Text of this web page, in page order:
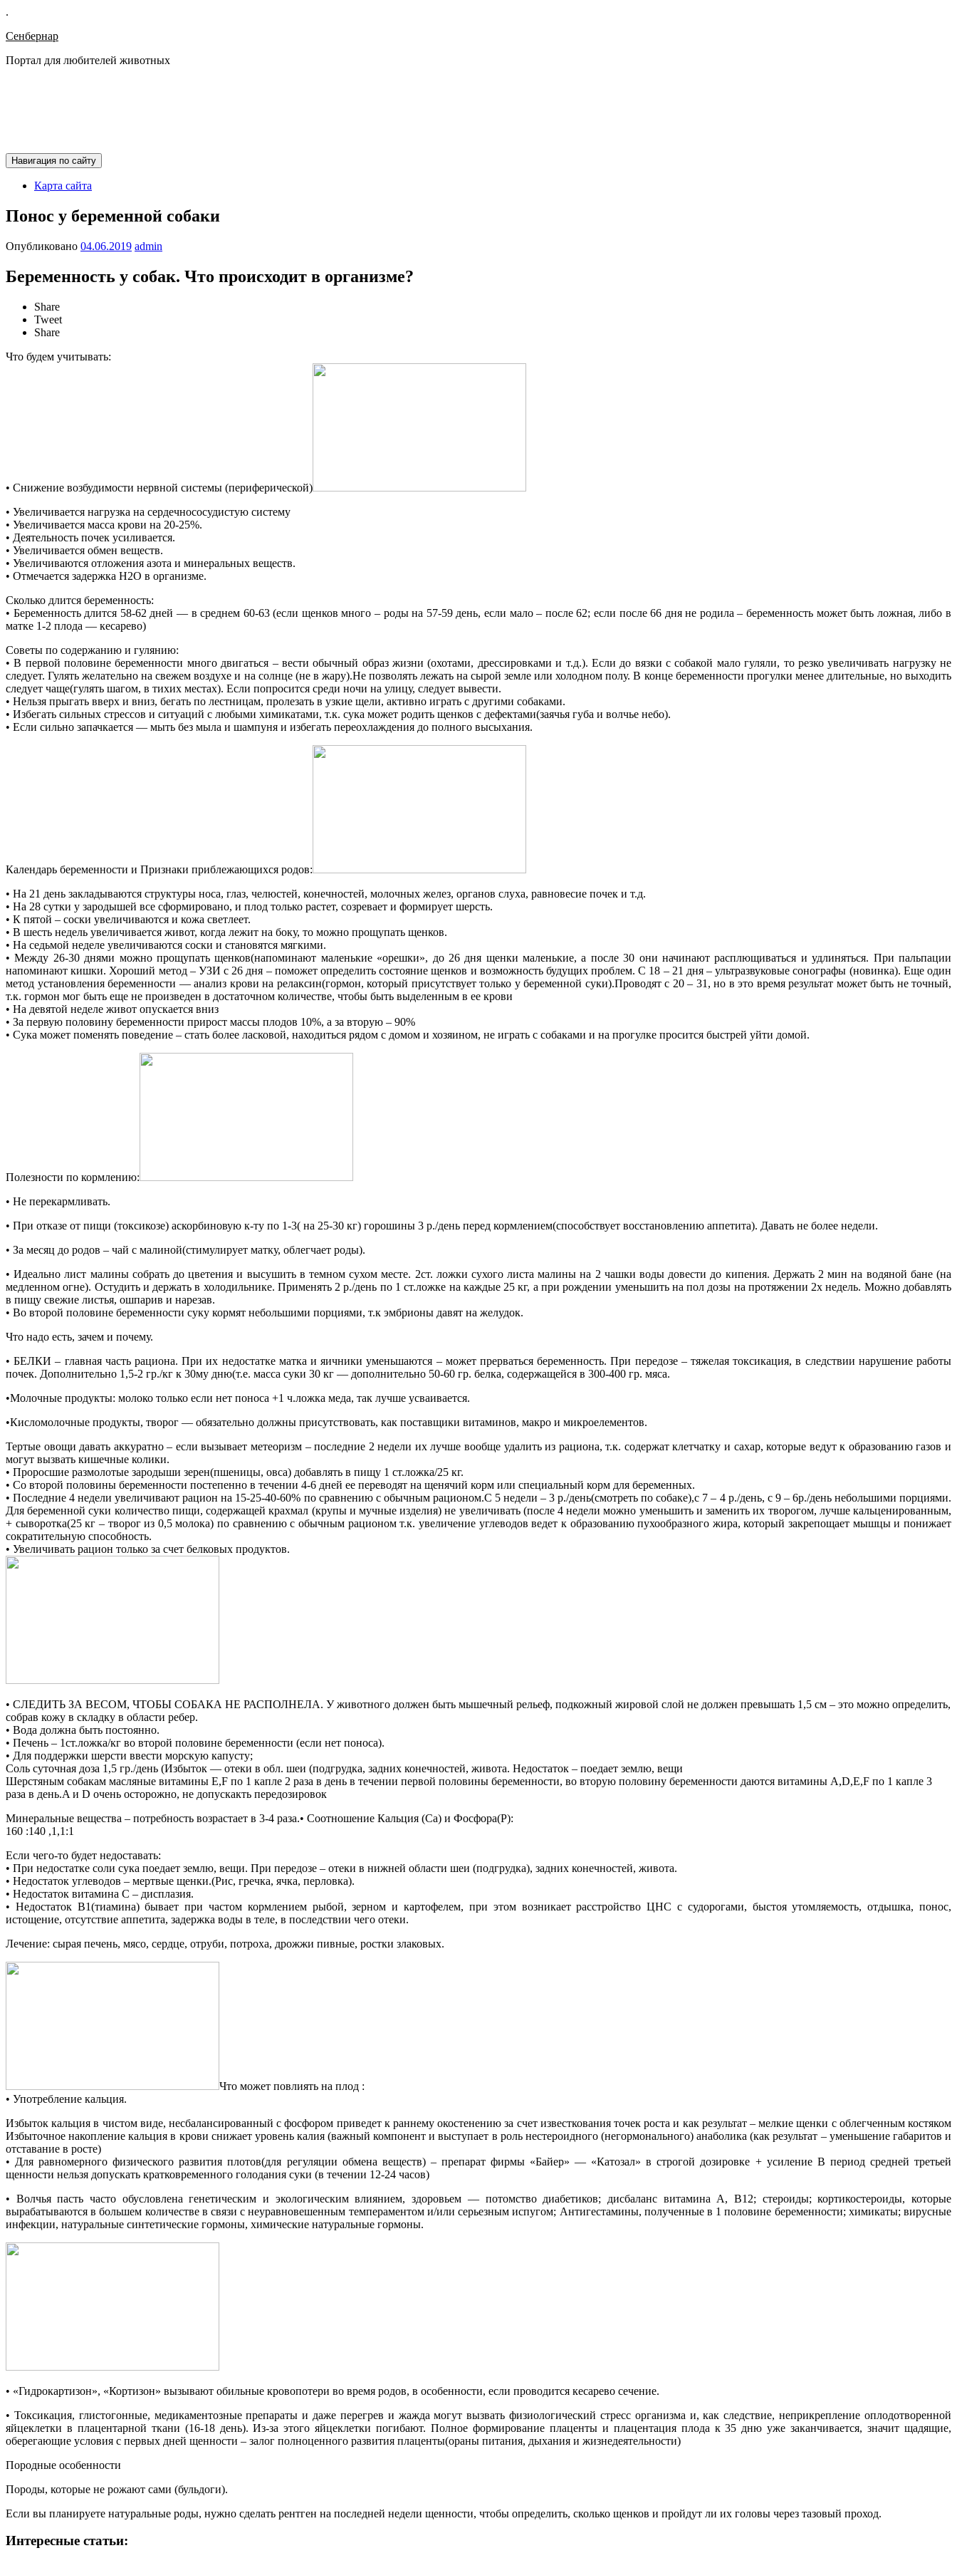
.
Сенбернар
Портал для любителей животных
Навигация по сайту
Карта сайта
Понос у беременной собаки
Опубликовано 04.06.2019 admin
Беременность у собак. Что происходит в организме?
Share
Tweet
Share
Что будем учитывать:
• Снижение возбудимости нервной системы (периферической)
• Увеличивается нагрузка на сердечнососудистую систему
• Увеличивается масса крови на 20-25%.
• Деятельность почек усиливается.
• Увеличивается обмен веществ.
• Увеличиваются отложения азота и минеральных веществ.
• Отмечается задержка Н2О в организме.
Сколько длится беременность:
• Беременность длится 58-62 дней — в среднем 60-63 (если щенков много – роды на 57-59 день, если мало – после 62; если после 66 дня не родила – беременность может быть ложная, либо в
матке 1-2 плода — кесарево)
Советы по содержанию и гулянию:
• В первой половине беременности много двигаться – вести обычный образ жизни (охотами, дрессировками и т.д.). Если до вязки с собакой мало гуляли, то резко увеличивать нагрузку не
следует. Гулять желательно на свежем воздухе и на солнце (не в жару).Не позволять лежать на сырой земле или холодном полу. В конце беременности прогулки менее длительные, но выходить
следует чаще(гулять шагом, в тихих местах). Если попросится среди ночи на улицу, следует вывести.
• Нельзя прыгать вверх и вниз, бегать по лестницам, пролезать в узкие щели, активно играть с другими собаками.
• Избегать сильных стрессов и ситуаций с любыми химикатами, т.к. сука может родить щенков с дефектами(заячья губа и волчье небо).
• Если сильно запачкается — мыть без мыла и шампуня и избегать переохлаждения до полного высыхания.
Календарь беременности и Признаки приблежающихся родов:
• На 21 день закладываются структуры носа, глаз, челюстей, конечностей, молочных желез, органов слуха, равновесие почек и т.д.
• На 28 сутки у зародышей все сформировано, и плод только растет, созревает и формирует шерсть.
• К пятой – соски увеличиваются и кожа светлеет.
• В шесть недель увеличивается живот, когда лежит на боку, то можно прощупать щенков.
• На седьмой неделе увеличиваются соски и становятся мягкими.
• Между 26-30 днями можно прощупать щенков(напоминают маленькие «орешки», до 26 дня щенки маленькие, а после 30 они начинают расплющиваться и удлиняться. При пальпации
напоминают кишки. Хороший метод – УЗИ с 26 дня – поможет определить состояние щенков и возможность будущих проблем. С 18 – 21 дня – ультразвуковые сонографы (новинка). Еще один
метод установления беременности — анализ крови на релаксин(гормон, который присутствует только у беременной суки).Проводят с 20 – 31, но в это время результат может быть не точный,
т.к. гормон мог быть еще не произведен в достаточном количестве, чтобы быть выделенным в ее крови
• На девятой неделе живот опускается вниз
• За первую половину беременности прирост массы плодов 10%, а за вторую – 90%
• Сука может поменять поведение – стать более ласковой, находиться рядом с домом и хозяином, не играть с собаками и на прогулке просится быстрей уйти домой.
Полезности по кормлению:
• Не перекармливать.
• При отказе от пищи (токсикозе) аскорбиновую к-ту по 1-3( на 25-30 кг) горошины 3 р./день перед кормлением(способствует восстановлению аппетита). Давать не более недели.
• За месяц до родов – чай с малиной(стимулирует матку, облегчает роды).
• Идеально лист малины собрать до цветения и высушить в темном сухом месте. 2ст. ложки сухого листа малины на 2 чашки воды довести до кипения. Держать 2 мин на водяной бане (на
медленном огне). Остудить и держать в холодильнике. Применять 2 р./день по 1 ст.ложке на каждые 25 кг, а при рождении уменьшить на пол дозы на протяжении 2х недель. Можно добавлять
в пищу свежие листья, ошпарив и нарезав.
• Во второй половине беременности суку кормят небольшими порциями, т.к эмбрионы давят на желудок.
Что надо есть, зачем и почему.
• БЕЛКИ – главная часть рациона. При их недостатке матка и яичники уменьшаются – может прерваться беременность. При передозе – тяжелая токсикация, в следствии нарушение работы
почек. Дополнительно 1,5-2 гр./кг к 30му дню(т.е. масса суки 30 кг — дополнительно 50-60 гр. белка, содержащейся в 300-400 гр. мяса.
•Молочные продукты: молоко только если нет поноса +1 ч.ложка меда, так лучше усваивается.
•Кисломолочные продукты, творог — обязательно должны присутствовать, как поставщики витаминов, макро и микроелементов.
Тертые овощи давать аккуратно – если вызывает метеоризм – последние 2 недели их лучше вообще удалить из рациона, т.к. содержат клетчатку и сахар, которые ведут к образованию газов и
могут вызвать кишечные колики.
• Проросшие размолотые зародыши зерен(пшеницы, овса) добавлять в пищу 1 ст.ложка/25 кг.
• Со второй половины беременности постепенно в течении 4-6 дней ее переводят на щенячий корм или специальный корм для беременных.
• Последние 4 недели увеличивают рацион на 15-25-40-60% по сравнению с обычным рационом.С 5 недели – 3 р./день(смотреть по собаке),с 7 – 4 р./день, с 9 – 6р./день небольшими порциями.
Для беременной суки количество пищи, содержащей крахмал (крупы и мучные изделия) не увеличивать (после 4 недели можно уменьшить и заменить их творогом, лучше кальценированным,
+ сыворотка(25 кг – творог из 0,5 молока) по сравнению с обычным рационом т.к. увеличение углеводов ведет к образованию пухообразного жира, который закрепощает мышцы и понижает
сократительную способность.
• Увеличивать рацион только за счет белковых продуктов.
• СЛЕДИТЬ ЗА ВЕСОМ, ЧТОБЫ СОБАКА НЕ РАСПОЛНЕЛА. У животного должен быть мышечный рельеф, подкожный жировой слой не должен превышать 1,5 см – это можно определить,
собрав кожу в складку в области ребер.
• Вода должна быть постоянно.
• Печень – 1ст.ложка/кг во второй половине беременности (если нет поноса).
• Для поддержки шерсти ввести морскую капусту;
Соль суточная доза 1,5 гр./день (Избыток — отеки в обл. шеи (подгрудка, задних конечностей, живота. Недостаток – поедает землю, вещи
Шерстяным собакам масляные витамины E,F по 1 капле 2 раза в день в течении первой половины беременности, во вторую половину беременности даются витамины A,D,E,F по 1 капле 3
раза в день.A и D очень осторожно, не допускакть передозировок
Минеральные вещества – потребность возрастает в 3-4 раза.• Соотношение Кальция (Са) и Фосфора(Р):
160 :140 ,1,1:1
Если чего-то будет недоставать:
• При недостатке соли сука поедает землю, вещи. При передозе – отеки в нижней области шеи (подгрудка), задних конечностей, живота.
• Недостаток углеводов – мертвые щенки.(Рис, гречка, ячка, перловка).
• Недостаток витамина С – дисплазия.
• Недостаток В1(тиамина) бывает при частом кормлением рыбой, зерном и картофелем, при этом возникает расстройство ЦНС с судорогами, быстоя утомляемость, отдышка, понос,
истощение, отсутствие аппетита, задержка воды в теле, в последствии чего отеки.
Лечение: сырая печень, мясо, сердце, отруби, потроха, дрожжи пивные, ростки злаковых.
Что может повлиять на плод :
• Употребление кальция.
Избыток кальция в чистом виде, несбалансированный с фосфором приведет к раннему окостенению за счет известкования точек роста и как результат – мелкие щенки с облегченным костяком
Избыточное накопление кальция в крови снижает уровень калия (важный компонент и выступает в роль нестероидного (негормонального) анаболика (как результат – уменьшение габаритов и
отставание в росте)
• Для равномерного физического развития плотов(для регуляции обмена веществ) – препарат фирмы «Байер» — «Катозал» в строгой дозировке + усиление В период средней третьей
щенности нельзя допускать кратковременного голодания суки (в течении 12-24 часов)
• Волчья пасть часто обусловлена генетическим и экологическим влиянием, здоровьем — потомство диабетиков; дисбаланс витамина А, В12; стероиды; кортикостероиды, которые
вырабатываются в большем количестве в связи с неуравновешенным темпераментом и/или серьезным испугом; Антигестамины, полученные в 1 половине беременности; химикаты; вирусные
инфекции, натуральные синтетические гормоны, химические натуральные гормоны.
• «Гидрокартизон», «Кортизон» вызывают обильные кровопотери во время родов, в особенности, если проводится кесарево сечение.
• Токсикация, глистогонные, медикаментозные препараты и даже перегрев и жажда могут вызвать физиологический стресс организма и, как следствие, неприкрепление оплодотворенной
яйцеклетки в плацентарной ткани (16-18 день). Из-за этого яйцеклетки погибают. Полное формирование плаценты и плацентация плода к 35 дню уже заканчивается, значит щадящие,
оберегающие условия с первых дней щенности – залог полноценного развития плаценты(ораны питания, дыхания и жизнедеятельности)
Породные особенности
Породы, которые не рожают сами (бульдоги).
Если вы планируете натуральные роды, нужно сделать рентген на последней недели щенности, чтобы определить, сколько щенков и пройдут ли их головы через тазовый проход.
Интересные статьи: